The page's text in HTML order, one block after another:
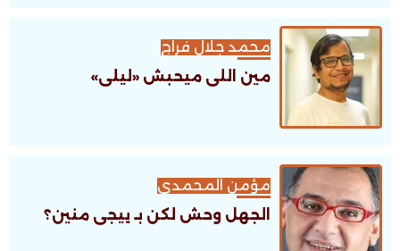
محمد جلال فراج
مين اللى ميحبش «ليلى»
مؤمن المحمدى
الجهل وحش لكن بـ ييجى منين؟